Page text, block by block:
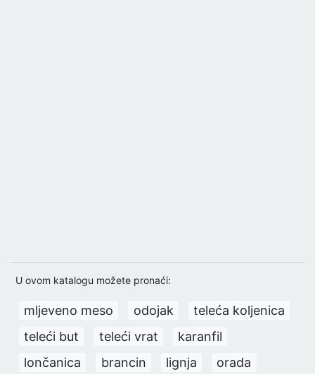
U ovom katalogu možete pronaći:
mljeveno meso odojak
teleća koljenica
teleći but
teleći vrat
karanfil
lončanica
brancin lignja
orada